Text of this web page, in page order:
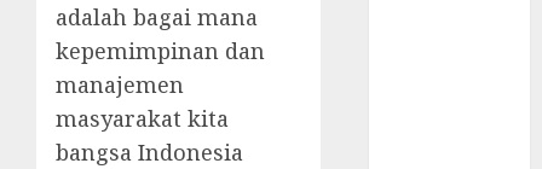
adalah bagai mana
kepemimpinan dan
manajemen
masyarakat kita
bangsa Indonesia